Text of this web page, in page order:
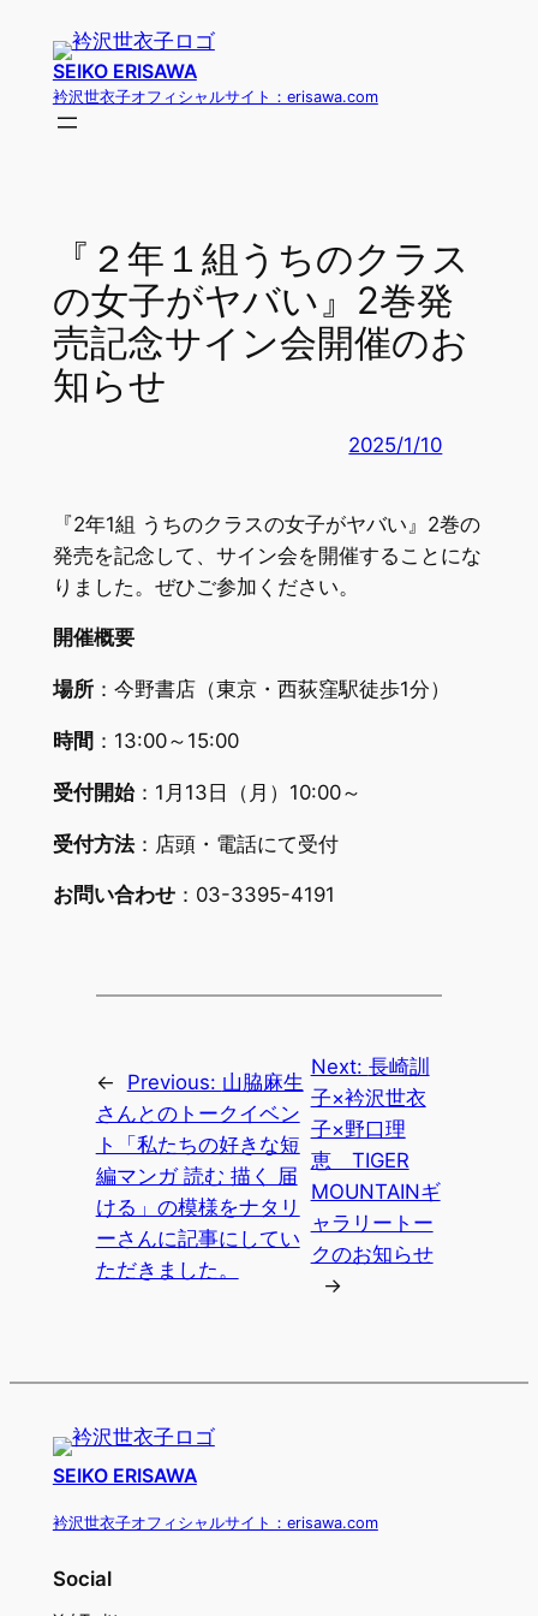
SEIKO ERISAWA
衿沢世衣子オフィシャルサイト：erisawa.com
『２年１組うちのクラス
の女子がヤバい』2巻発
売記念サイン会開催のお
知らせ
2025/1/10
『2年1組 うちのクラスの女子がヤバい』2巻の
発売を記念して、サイン会を開催することにな
りました。ぜひご参加ください。
開催概要
場所：今野書店（東京・西荻窪駅徒歩1分）
時間 ：13:00～15:00
受付開始：1月13日（月）10:00～
受付方法：店頭・電話にて受付
お問い合わせ：03-3395-4191
← Previous: 山脇麻生
さんとのトークイベン
ト「私たちの好きな短
編マンガ 読む 描く 届
ける」の模様をナタリ
ーさんに記事にしてい
ただきました。
Next: 長崎訓
子×衿沢世衣
子×野口理
恵 TIGER
MOUNTAINギ
ャラリートー
クのお知らせ
→
SEIKO ERISAWA
衿沢世衣子オフィシャルサイト：erisawa.com
Social